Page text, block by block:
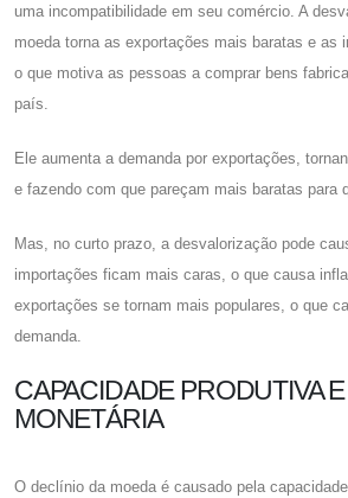
uma incompatibilidade em seu comércio. A
moeda torna as exportações mais baratas e as
o que motiva as pessoas a comprar bens
país.
Ele aumenta a demanda por exportações,
e fazendo com que pareçam mais baratas para
Mas, no curto prazo, a desvalorização pode
importações ficam mais caras, o que causa
exportações se tornam mais populares, o que
demanda.
CAPACIDADE PRODUTIVA
MONETÁRIA
O declínio da moeda é causado pela